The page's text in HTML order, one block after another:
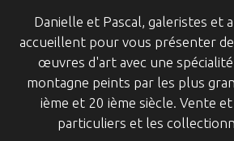
Danielle et Pascal, galeristes et
accueillent pour vous présenter
œuvres d'art avec une
montagne peints par les plus
ième et 20 ième siècle. Vente
particuliers et les